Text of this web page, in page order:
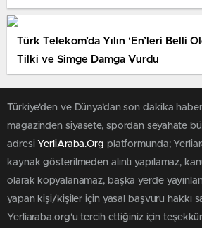
Türk Telekom’da Yılın ‘En’leri Belli
Tilki ve Simge Damga Vurdu
Türkiye'den ve Dünya’dan son dakika
magazinden siyasete, spordan seyahate
adresi YerliAraba.Org platformunda;
kaynak gösterilmeden alıntı yapılamaz,
olarak kopyalanamaz, başka yerde
yapan kişi/kişiler için yasal başvuru hakkı
Yerliaraba.org'u tercih ettiğiniz için